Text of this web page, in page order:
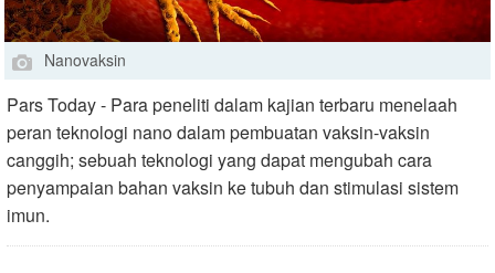
Nanovaksin
Pars Today - Para peneliti dalam kajian terbaru menelaah
peran teknologi nano dalam pembuatan vaksin-vaksin
canggih; sebuah teknologi yang dapat mengubah cara
penyampaian bahan vaksin ke tubuh dan stimulasi sistem
imun.